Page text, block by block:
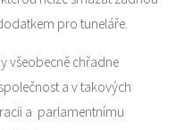
pro tuneláře.
všeobecně chřadne
a v takových
a parlamentnímu